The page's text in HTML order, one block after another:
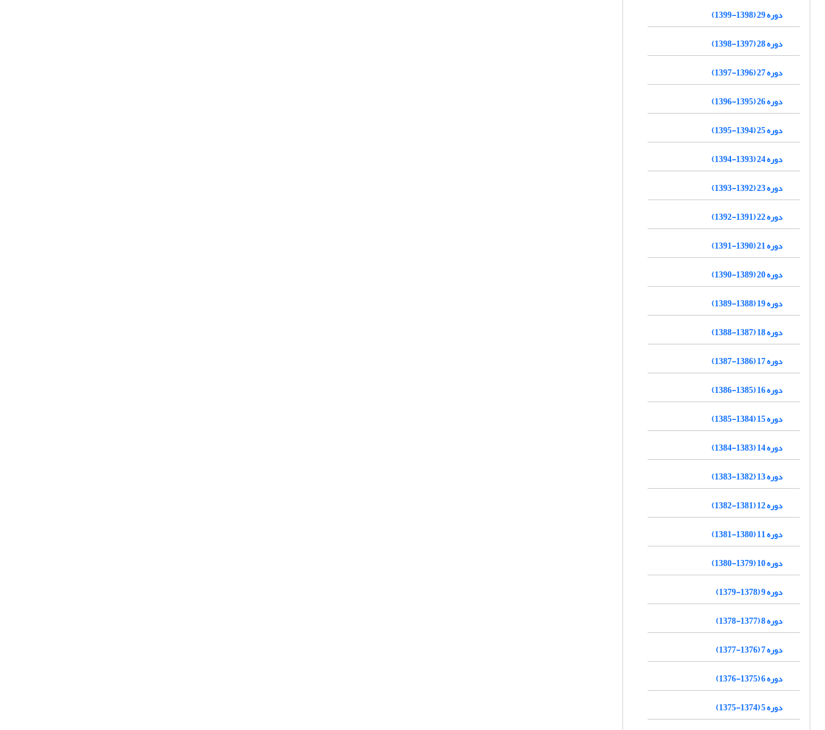
دوره 29 (1398-1399)
دوره 28 (1397-1398)
دوره 27 (1396-1397)
دوره 26 (1395-1396)
دوره 25 (1394-1395)
دوره 24 (1393-1394)
دوره 23 (1392-1393)
دوره 22 (1391-1392)
دوره 21 (1390-1391)
دوره 20 (1389-1390)
دوره 19 (1388-1389)
دوره 18 (1387-1388)
دوره 17 (1386-1387)
دوره 16 (1385-1386)
دوره 15 (1384-1385)
دوره 14 (1383-1384)
دوره 13 (1382-1383)
دوره 12 (1381-1382)
دوره 11 (1380-1381)
دوره 10 (1379-1380)
دوره 9 (1378-1379)
دوره 8 (1377-1378)
دوره 7 (1376-1377)
دوره 6 (1375-1376)
دوره 5 (1374-1375)